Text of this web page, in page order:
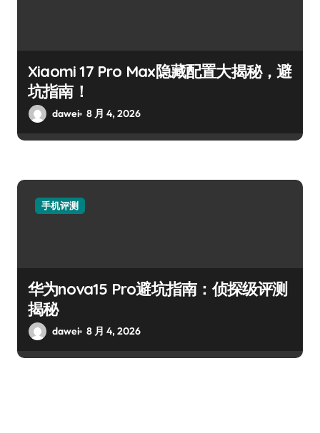
Xiaomi 17 Pro Max隐藏配置大揭秘，避
坑指南！
dawei 8 月 4, 2026
手机评测
华为nova15 Pro避坑指南：侦探级评测
揭秘
dawei 8 月 4, 2026